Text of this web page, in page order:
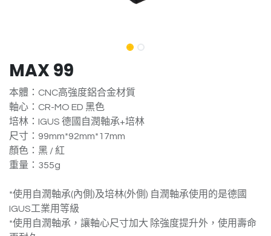
MAX 99
本體：CNC高強度鋁合金材質
軸心：CR-MO ED 黑色
培林：IGUS 德國自潤軸承+培林
尺寸：99mm*92mm*17mm
顏色：黑 / 紅
重量：355g
*使用自潤軸承(內側)及培林(外側) 自潤軸承使用的是德國
IGUS工業用等級
*使用自潤軸承，讓軸心尺寸加大 除強度提升外，使用壽命